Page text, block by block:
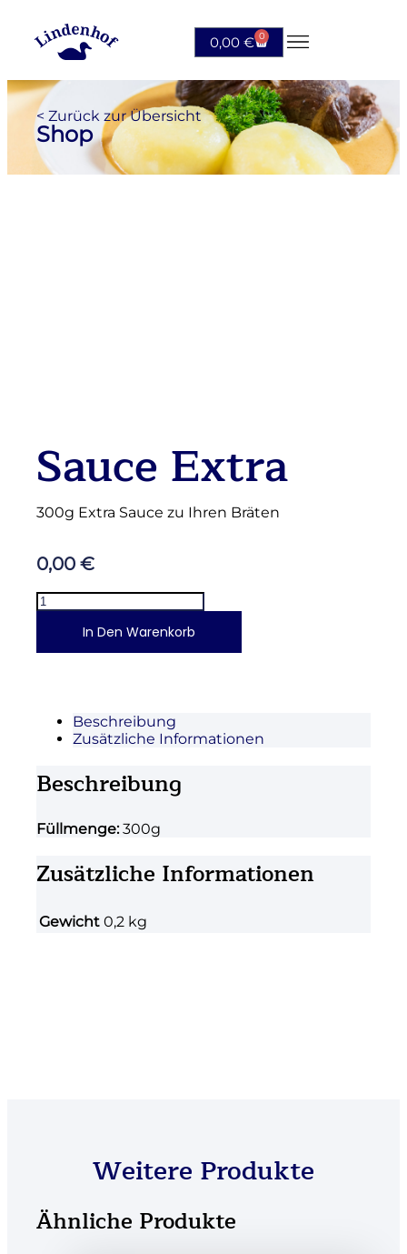
0,00 € 0
< Zurück zur Übersicht
Shop
Sauce Extra
300g Extra Sauce zu Ihren Bräten
0,00 €
In Den Warenkorb
Beschreibung
Zusätzliche Informationen
Beschreibung
Füllmenge:300g
Zusätzliche Informationen
Gewicht 0,2 kg
Weitere Produkte
Ähnliche Produkte